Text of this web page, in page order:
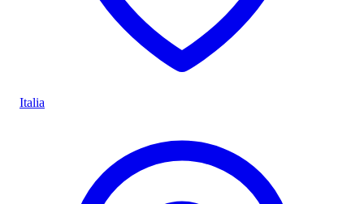
Italia